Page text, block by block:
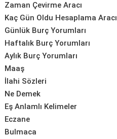
Zaman Çevirme Aracı
Kaç Gün Oldu Hesaplama Aracı
Günlük Burç Yorumları
Haftalık Burç Yorumları
Aylık Burç Yorumları
Maaş
İlahi Sözleri
Ne Demek
Eş Anlamlı Kelimeler
Eczane
Bulmaca